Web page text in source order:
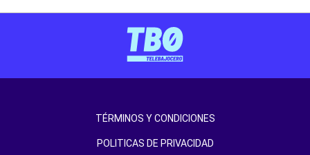
TÉRMINOS Y CONDICIONES
POLITICAS DE PRIVACIDAD